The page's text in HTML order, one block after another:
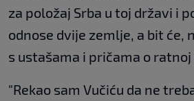
za položaj Srba u toj državi i
odnose dvije zemlje, a bit će,
s ustašama i pričama o ratnoj
"Rekao sam Vučiću da ne